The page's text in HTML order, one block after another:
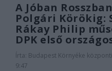
A Jóban
Polgári Körökig:
Rákay Philip
DPK első
Írta: Budapest Környéke
9:47